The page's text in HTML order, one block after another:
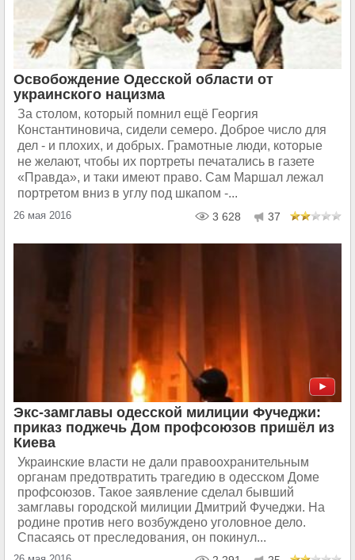
Освобождение Одесской области от
украинского нацизма
За столом, который помнил ещё Георгия
Константиновича, сидели семеро. Доброе число для
дел - и плохих, и добрых. Грамотные люди, которые
не желают, чтобы их портреты печатались в газете
«Правда», и таки имеют право. Сам Маршал лежал
портретом вниз в углу под шкапом -...
26 мая 2016 3 628 37
Экс-замглавы одесской милиции Фучеджи:
приказ поджечь Дом профсоюзов пришёл из
Киева
Украинские власти не дали правоохранительным
органам предотвратить трагедию в одесском Доме
профсоюзов. Такое заявление сделал бывший
замглавы городской милиции Дмитрий Фучеджи. На
родине против него возбуждено уголовное дело.
Спасаясь от преследования, он покинул...